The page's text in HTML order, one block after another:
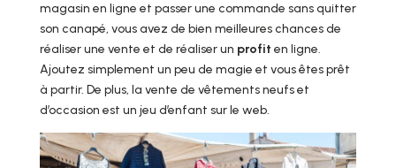
magasin en ligne et passer une commande sans quitter
son canapé, vous avez de bien meilleures chances de
réaliser une vente et de réaliser un profit en ligne.
Ajoutez simplement un peu de magie et vous êtes prêt
à partir. De plus, la vente de vêtements neufs et
d’occasion est un jeu d’enfant sur le web.